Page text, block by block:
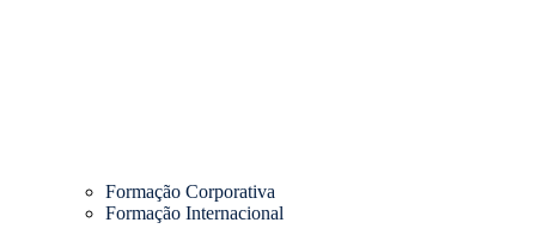
Formação Corporativa
Formação Internacional